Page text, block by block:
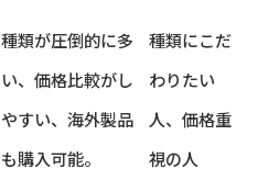
種類が圧倒的に多
い、価格比較がし
やすい、海外製品
も購入可能。
種類にこだ
わりたい
人、価格重
視の人